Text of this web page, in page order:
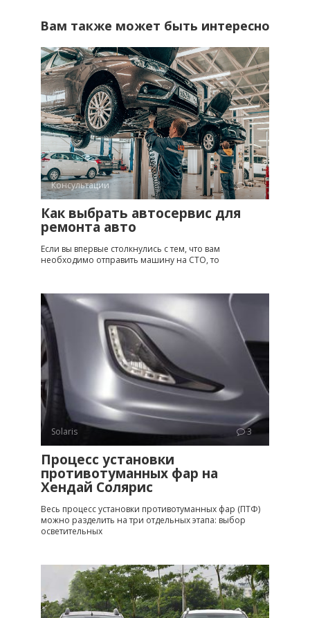
Вам также может быть интересно
Консультации 0
Как выбрать автосервис для
ремонта авто
Если вы впервые столкнулись с тем, что вам
необходимо отправить машину на СТО, то
Solaris 3
Процесс установки
противотуманных фар на
Хендай Солярис
Весь процесс установки противотуманных фар (ПТФ)
можно разделить на три отдельных этапа: выбор
осветительных